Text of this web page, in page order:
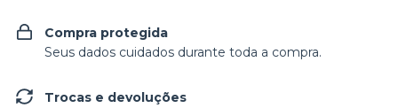
Compra protegida
Seus dados cuidados durante toda a compra.
Trocas e devoluções